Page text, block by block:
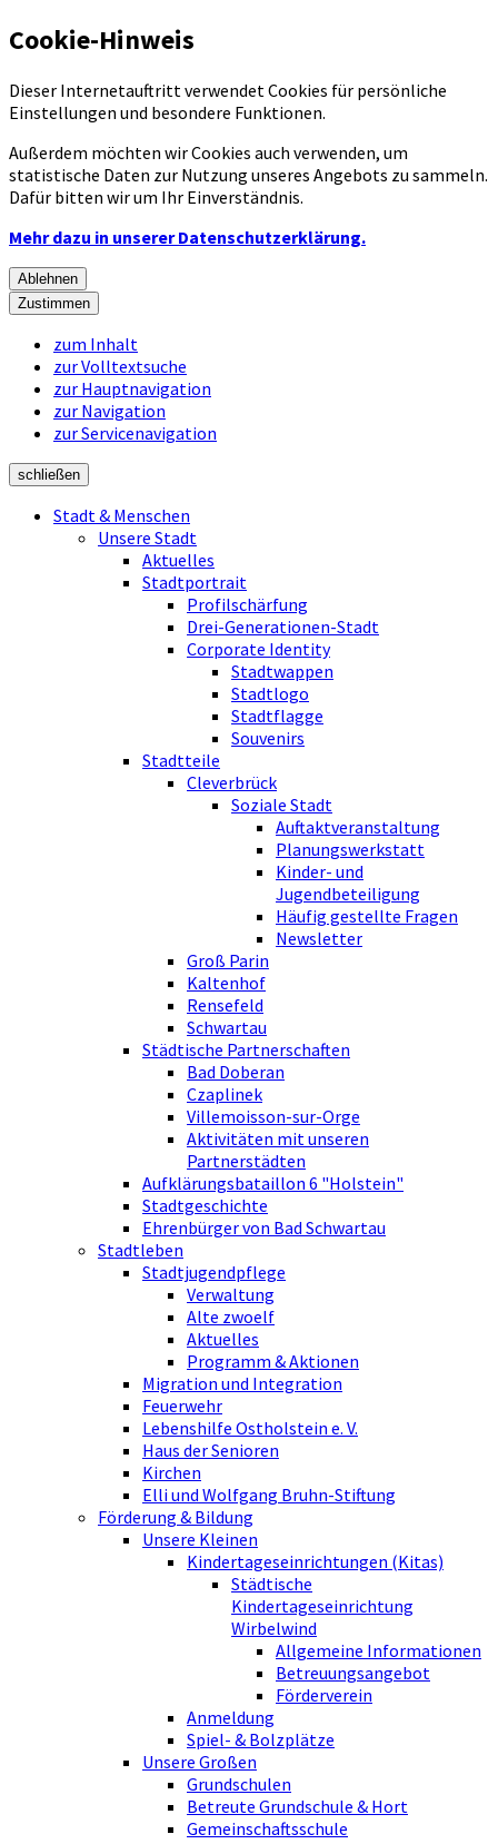
Cookie-Hinweis
Dieser Internetauftritt verwendet Cookies für persönliche
Einstellungen und besondere Funktionen.
Außerdem möchten wir Cookies auch verwenden, um
statistische Daten zur Nutzung unseres Angebots zu sammeln.
Dafür bitten wir um Ihr Einverständnis.
Mehr dazu in unserer Datenschutzerklärung.
Ablehnen
Zustimmen
zum Inhalt
zur Volltextsuche
zur Hauptnavigation
zur Navigation
zur Servicenavigation
schließen
Stadt & Menschen
Unsere Stadt
Aktuelles
Stadtportrait
Profilschärfung
Drei-Generationen-Stadt
Corporate Identity
Stadtwappen
Stadtlogo
Stadtflagge
Souvenirs
Stadtteile
Cleverbrück
Soziale Stadt
Auftaktveranstaltung
Planungswerkstatt
Kinder- und
Jugendbeteiligung
Häufig gestellte Fragen
Newsletter
Groß Parin
Kaltenhof
Rensefeld
Schwartau
Städtische Partnerschaften
Bad Doberan
Czaplinek
Villemoisson-sur-Orge
Aktivitäten mit unseren
Partnerstädten
Aufklärungsbataillon 6 "Holstein"
Stadtgeschichte
Ehrenbürger von Bad Schwartau
Stadtleben
Stadtjugendpflege
Verwaltung
Alte zwoelf
Aktuelles
Programm & Aktionen
Migration und Integration
Feuerwehr
Lebenshilfe Ostholstein e. V.
Haus der Senioren
Kirchen
Elli und Wolfgang Bruhn-Stiftung
Förderung & Bildung
Unsere Kleinen
Kindertageseinrichtungen (Kitas)
Städtische
Kindertageseinrichtung
Wirbelwind
Allgemeine Informationen
Betreuungsangebot
Förderverein
Anmeldung
Spiel- & Bolzplätze
Unsere Großen
Grundschulen
Betreute Grundschule & Hort
Gemeinschaftsschule